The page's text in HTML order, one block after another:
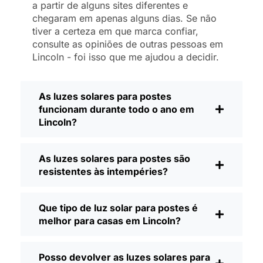
aumentar a poluição. É uma pequena
mudança, mas faz com que a minha casa
se sinta mais segura e mais acolhedora -
e também gosto de saber que estou a
fazer a minha parte pelo ambiente.
candeeiros solares para postes?
Se está a pensar fazer a mudança, eis o
vizinhos quando me perguntam:
Brilho:Nem todas as luzes solares são
realmente onde está a andar à noite,
verifique os lúmens. Para passadeiras,
ou se quiser um pouco mais de
a partir de alguns sites diferentes e
chegaram em apenas alguns dias. Se não
tiver a certeza em que marca confiar,
consulte as opiniões de outras pessoas em
Lincoln - foi isso que me ajudou a decidir.
As luzes solares para postes
funcionam durante todo o ano em
Lincoln?
As luzes solares para postes são
resistentes às intempéries?
Que tipo de luz solar para postes é
melhor para casas em Lincoln?
Posso devolver as luzes solares para